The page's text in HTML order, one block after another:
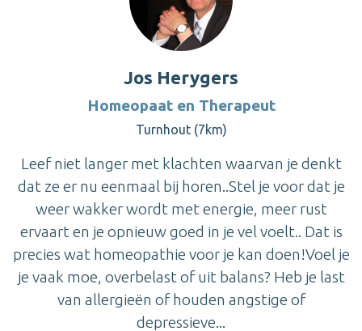
Jos Herygers
Homeopaat en Therapeut
Turnhout (7km)
Leef niet langer met klachten waarvan je denkt
dat ze er nu eenmaal bij horen..Stel je voor dat je
weer wakker wordt met energie, meer rust
ervaart en je opnieuw goed in je vel voelt.. Dat is
precies wat homeopathie voor je kan doen!Voel je
je vaak moe, overbelast of uit balans? Heb je last
van allergieën of houden angstige of
depressieve...